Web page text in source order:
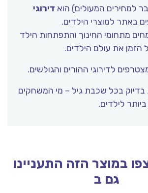
למחירים המעולים) הוא דירוגי
באתר למוצרי הילדים.
מ 20 מומחים מתחומי החינוך והתפתחות הילד
הזמן את עולם הילדים.
לדירוגי ההורים והגולשים.
בכל שכבת גיל – מי המשחקים
לילדים.
במוצר הזה התעניינו
גם ב